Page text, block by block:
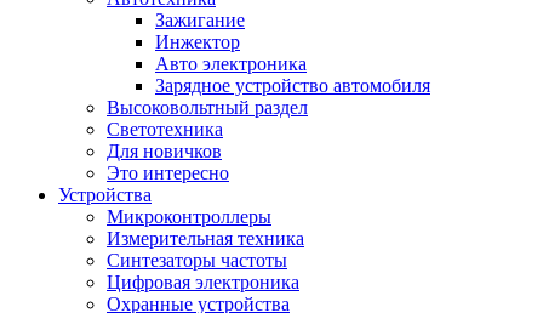
Зажигание
Инжектор
Авто электроника
Зарядное устройство автомобиля
Высоковольтный раздел
Светотехника
Для новичков
Это интересно
Устройства
Микроконтроллеры
Измерительная техника
Синтезаторы частоты
Цифровая электроника
Охранные устройства